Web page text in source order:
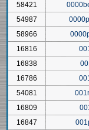
58421
54987
58966
16816
16838
16786
54081
16809
16847